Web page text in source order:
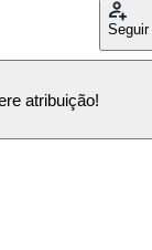
Seguir
atribuição!